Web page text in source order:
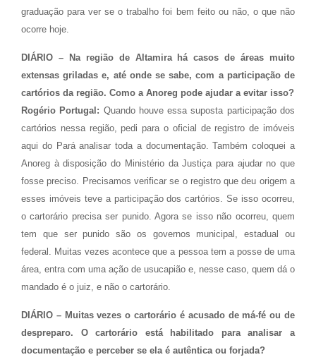
graduação para ver se o trabalho foi bem feito ou não, o que não
ocorre hoje.
DIÁRIO – Na região de Altamira há casos de áreas muito
extensas griladas e, até onde se sabe, com a participação de
cartórios da região. Como a Anoreg pode ajudar a evitar isso?
Rogério Portugal: Quando houve essa suposta participação dos
cartórios nessa região, pedi para o oficial de registro de imóveis
aqui do Pará analisar toda a documentação. Também coloquei a
Anoreg à disposição do Ministério da Justiça para ajudar no que
fosse preciso. Precisamos verificar se o registro que deu origem a
esses imóveis teve a participação dos cartórios. Se isso ocorreu,
o cartorário precisa ser punido. Agora se isso não ocorreu, quem
tem que ser punido são os governos municipal, estadual ou
federal. Muitas vezes acontece que a pessoa tem a posse de uma
área, entra com uma ação de usucapião e, nesse caso, quem dá o
mandado é o juiz, e não o cartorário.
DIÁRIO – Muitas vezes o cartorário é acusado de má-fé ou de
despreparo. O cartorário está habilitado para analisar a
documentação e perceber se ela é autêntica ou forjada?